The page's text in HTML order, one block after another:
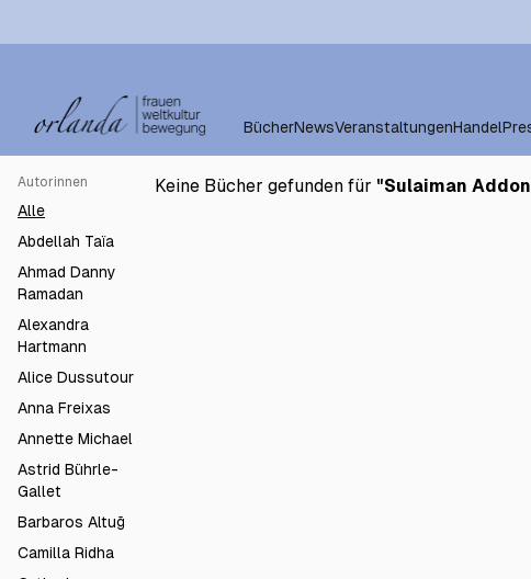
BücherNewsVeranstaltungenHandel
Autorinnen
Alle
Abdellah Taïa
Ahmad Danny
Ramadan
Alexandra
Hartmann
Alice Dussutour
Anna Freixas
Annette Michael
Astrid Bührle-
Gallet
Barbaros Altuğ
Camilla Ridha
Keine Bücher gefunden für "Sulaiman